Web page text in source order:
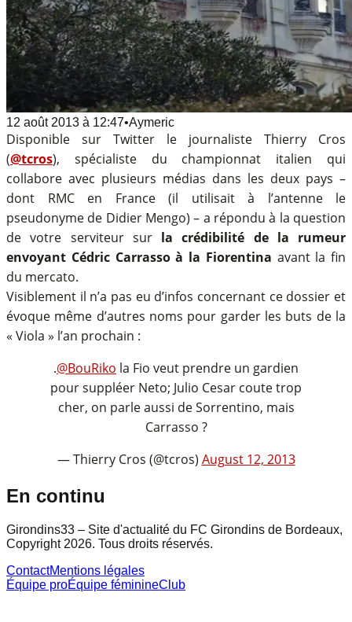
12 août 2013 à 12:47•Aymeric
Disponible sur Twitter le journaliste Thierry Cros
(@tcros), spécialiste du championnat italien qui
collabore avec plusieurs médias dans les deux pays –
dont RMC en France (il utilisait à l’antenne le
pseudonyme de Didier Mengo) – a répondu à la question
de votre serviteur surla crédibilité de la rumeur
envoyant Cédric Carrasso à la Fiorentina avant la fin
du mercato.
Visiblement il n’a pas eu d’infos concernant ce dossier et
évoque même d’autres noms pour garder les buts de la
« Viola » l’an prochain :
.@BouRiko la Fio veut prendre un gardien
pour suppléer Neto; Julio Cesar coute trop
cher, on parle aussi de Sorrentino, mais
Carrasso ?
— Thierry Cros (@tcros) August 12, 2013
En continu
Girondins33 – Site d'actualité du FC Girondins de Bordeaux,
Copyright 2026. Tous droits réservés.
ContactMentions légales
Équipe proÉquipe féminineClub